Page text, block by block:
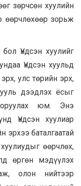
зөрчсөн хуулийн
өөрчлөхөөр зорьж
Үндсэн хуулийг
Үндсэн хуульд
улс төрийн эрх,
дээдлэх ёсыг
юм. Энэ
Үндсэн хуулиар
эрхээ баталгаатай
өөрчлөх,
өргөн мэдүүлэх
олон нийтээр